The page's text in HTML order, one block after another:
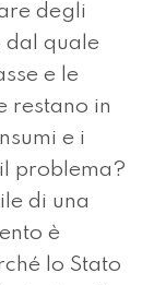
degli
dal quale
e le
restano in
e i
problema?
di una
è
lo Stato